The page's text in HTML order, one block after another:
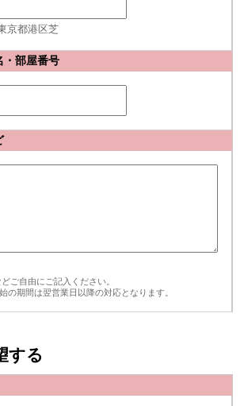
京都港区芝
・部屋番号
ご自由にご記入ください。
の期間は翌営業日以降の対応となります。
する